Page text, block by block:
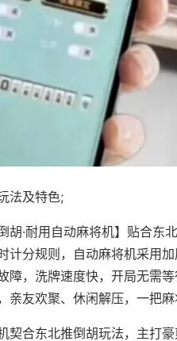
法及特色;
胡·耐用自动麻将机】贴合
计分规则，自动麻将机采用
障，洗牌速度快，开局无需
亲友欢聚、休闲解压，一把麻
契合东北推倒胡玩法，主打